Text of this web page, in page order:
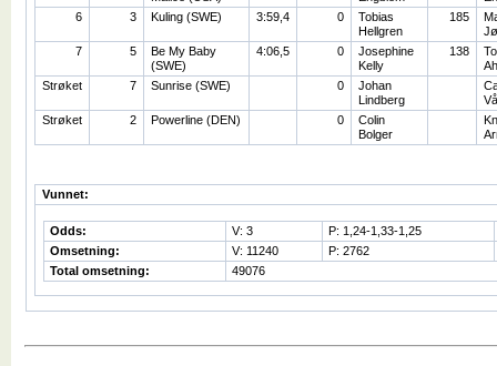
6
3 Kuling (SWE) 3:59,4 0
Tobias
Hellgren
185
7
5
Be My Baby
(SWE)
4:06,5 0
Josephine
Kelly
138
Strøket
7 Sunrise (SWE) 0
Johan
Lindberg
Strøket
2 Powerline (DEN) 0
Colin
Bolger
Vunnet:
Odds: V: 3
P: 1,24-1,33-1,25
Omsetning:
V: 11240
P: 2762
Total omsetning:
49076